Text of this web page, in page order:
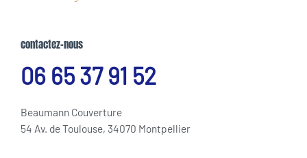
contactez-nous
06 65 37 91 52
Beaumann Couverture
54 Av. de Toulouse, 34070 Montpellier